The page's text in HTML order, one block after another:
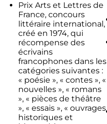
Prix Arts et Lettres de
France, concours
littéraire international,
créé en 1974, qui
récompense des
écrivains
francophones dans les
catégories suivantes :
« poésie », « contes », «
nouvelles », « romans
», « pièces de théâtre
», « essais », « ouvrages
historiques et